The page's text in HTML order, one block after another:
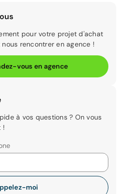
pour votre projet d'achat
rencontrer en agence !
vous en agence
à vos questions ? On vous
!
moi